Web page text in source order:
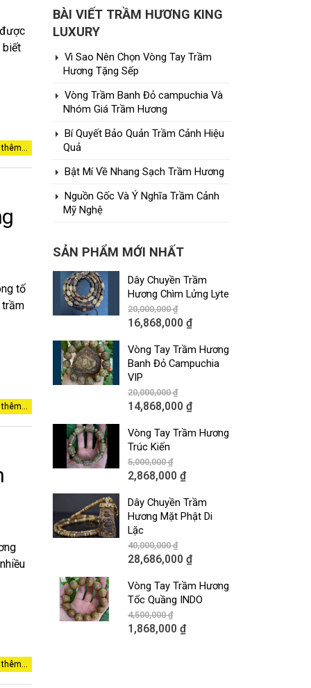
biết
tố
trầm
BÀI VIẾT TRẦM HƯƠNG KING
LUXURY
Vì Sao Nên Chọn Vòng Tay Trầm
Hương Tặng Sếp
Vòng Trầm Banh Đỏ campuchia Và
Nhóm Giá Trầm Hương
Bí Quyết Bảo Quản Trầm Cảnh Hiệu
Quả
Bật Mí Về Nhang Sạch Trầm Hương
Nguồn Gốc Và Ý Nghĩa Trầm Cảnh
Mỹ Nghệ
SẢN PHẨM MỚI NHẤT
Dây Chuyền Trầm
Hương Chìm Lửng Lyte
20,000,000₫
16,868,000 ₫
Vòng Tay Trầm Hương
Banh Đỏ Campuchia
VIP
20,000,000₫
14,868,000 ₫
Vòng Tay Trầm Hương
Trúc Kiến
5,000,000₫
2,868,000 ₫
Dây Chuyền Trầm
Hương Mặt Phật Di
Lặc
40,000,000₫
28,686,000 ₫
Vòng Tay Trầm Hương
Tốc Quầng INDO
4,500,000₫
1,868,000 ₫